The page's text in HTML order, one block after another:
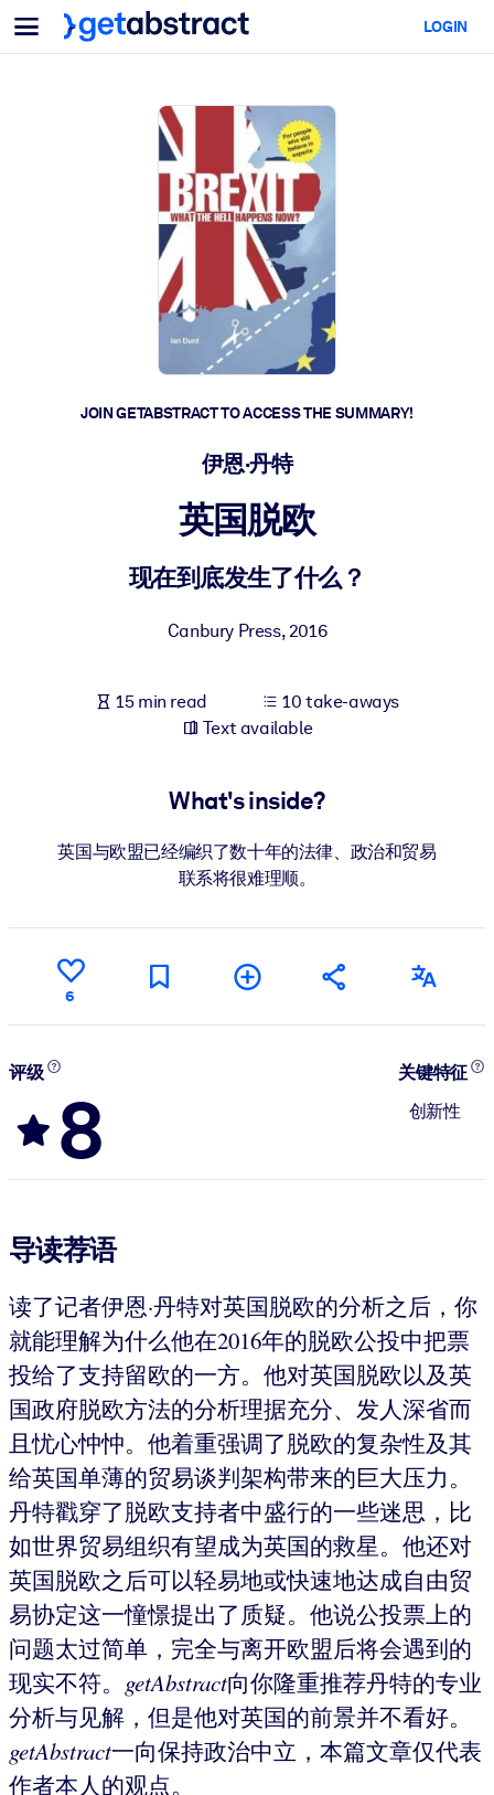
Menu
For Teams & Leaders
Equip your employees with critical AI skills.
Leadership Development
Prepare your leaders for the next era of work.
Collaborative Learning
Make it easy for teams to learn together, solve real problems, and
Build a healthier, more resilient workforce.
For LMS/LXP
Enrich your corporate library with trusted, ready-to-use business
Fuel your AI systems with reliable, structured knowledge to
For AI Systems
LOGIN
JOIN GETABSTRACT TO ACCESS THE SUMMARY!
伊恩·丹特
英国脱欧
现在到底发生了什么？
Canbury Press,2016
15 min read
10 take-aways
Text available
What's inside?
英国与欧盟已经编织了数十年的法律、政治和贸易
联系将很难理顺。
6
评级
8
关键特征
创新性
导读荐语
读了记者伊恩·丹特对英国脱欧的分析之后，你
就能理解为什么他在2016年的脱欧公投中把票
投给了支持留欧的一方。他对英国脱欧以及英
国政府脱欧方法的分析理据充分、发人深省而
且忧心忡忡。他着重强调了脱欧的复杂性及其
给英国单薄的贸易谈判架构带来的巨大压力。
丹特戳穿了脱欧支持者中盛行的一些迷思，比
如世界贸易组织有望成为英国的救星。他还对
英国脱欧之后可以轻易地或快速地达成自由贸
易协定这一憧憬提出了质疑。他说公投票上的
问题太过简单，完全与离开欧盟后将会遇到的
现实不符。 getAbstract向你隆重推荐丹特的专业
分析与见解，但是他对英国的前景并不看好。
getAbstract一向保持政治中立，本篇文章仅代表
作者本人的观点。